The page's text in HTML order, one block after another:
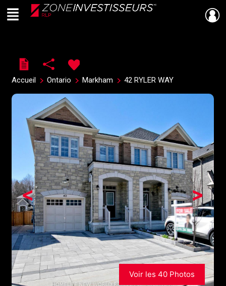
Live
En Direct
Menu
Accueil Ontario Markham 42 RYLER WAY
>
<
Voir les 40 Photos